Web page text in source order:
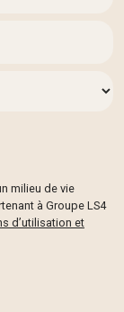
milieu de vie
à Groupe LS4
d’utilisation et